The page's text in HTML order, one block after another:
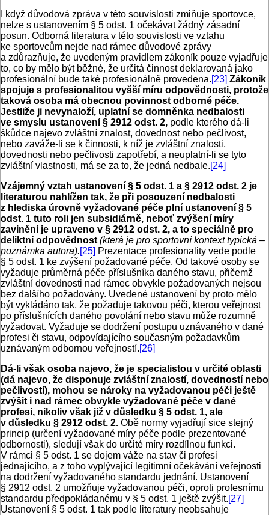
I když důvodová zpráva v této souvislosti zmiňuje sportovce,
nelze s ustanovením § 5 odst. 1 očekávat žádný zásadní
posun. Odborná literatura v této souvislosti ve vztahu
ke sportovcům nejde nad rámec důvodové zprávy
a zdůrazňuje, že uvedeným pravidlem zákoník pouze vyjadřuje
to, co by mělo být běžné, že určitá činnost deklarovaná jako
profesionální bude také profesionálně provedena.[23] Zákoník
spojuje s profesionalitou vyšší míru odpovědnosti, protože
taková osoba má obecnou povinnost odborné péče.
Jestliže ji nevynaloží, uplatní se domněnka nedbalosti
ve smyslu ustanovení § 2912 odst. 2, podle kterého dá-li
škůdce najevo zvláštní znalost, dovednost nebo pečlivost,
nebo zaváže-li se k činnosti, k níž je zvláštní znalosti,
dovednosti nebo pečlivosti zapotřebí, a neuplatní-li se tyto
zvláštní vlastnosti, má se za to, že jedná nedbale.[24]
Vzájemný vztah ustanovení § 5 odst. 1 a § 2912 odst. 2 je
literaturou nahlížen tak, že při posouzení nedbalosti
z hlediska úrovně vyžadované péče plní ustanovení § 5
odst. 1 tuto roli jen subsidiárně, neboť zvýšení míry
zavinění je upraveno v § 2912 odst. 2, a to speciálně pro
deliktní odpovědnost (která je pro sportovní kontext typická –
poznámka autora).[25] Prezentace profesionality vede podle
§ 5 odst. 1 ke zvýšení požadované péče. Od takové osoby se
vyžaduje průměrná péče příslušníka daného stavu, přičemž
zvláštní dovednosti nad rámec obvykle požadovaných nejsou
bez dalšího požadovány. Uvedené ustanovení by proto mělo
být vykládáno tak, že požaduje takovou péči, kterou veřejnost
po příslušnících daného povolání nebo stavu může rozumně
vyžadovat. Vyžaduje se dodržení postupu uznávaného v dané
profesi či stavu, odpovídajícího současným požadavkům
uznávaným odbornou veřejností.[26]
Dá-li však osoba najevo, že je specialistou v určité oblasti
(dá najevo, že disponuje zvláštní znalostí, dovedností nebo
pečlivostí), mohou se nároky na vyžadovanou péči ještě
zvýšit i nad rámec obvykle vyžadované péče v dané
profesi, nikoliv však již v důsledku § 5 odst. 1, ale
v důsledku § 2912 odst. 2. Obě normy vyjadřují sice stejný
princip (určení vyžadované míry péče podle prezentované
odbornosti), sledují však do určité míry rozdílnou funkci.
V rámci § 5 odst. 1 se dojem váže na stav či profesi
jednajícího, a z toho vyplývající legitimní očekávání veřejnosti
na dodržení vyžadovaného standardu jednání. Ustanovení
§ 2912 odst. 2 umožňuje vyžadovanou péči, oproti profesnímu
standardu předpokládanému v § 5 odst. 1 ještě zvýšit.[27]
Ustanovení § 5 odst. 1 tak podle literatury neobsahuje